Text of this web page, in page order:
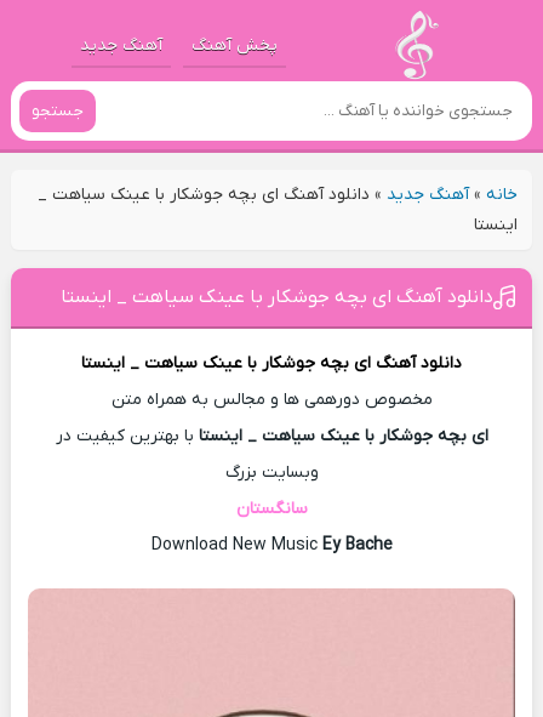
پخش آهنگ آهنگ جدید
جستجو
خانه»آهنگ جدید » دانلود آهنگ ای بچه جوشکار با عینک سیاهت _
اینستا
دانلود آهنگ ای بچه جوشکار با عینک سیاهت _ اینستا
دانلود آهنگ ای بچه جوشکار با عینک سیاهت _ اینستا
مخصوص دورهمی ها و مجالس به همراه متن
ای بچه جوشکار با عینک سیاهت _ اینستا با بهترین کیفیت در
وبسایت بزرگ
سانگستان
Download New Music Ey Bache